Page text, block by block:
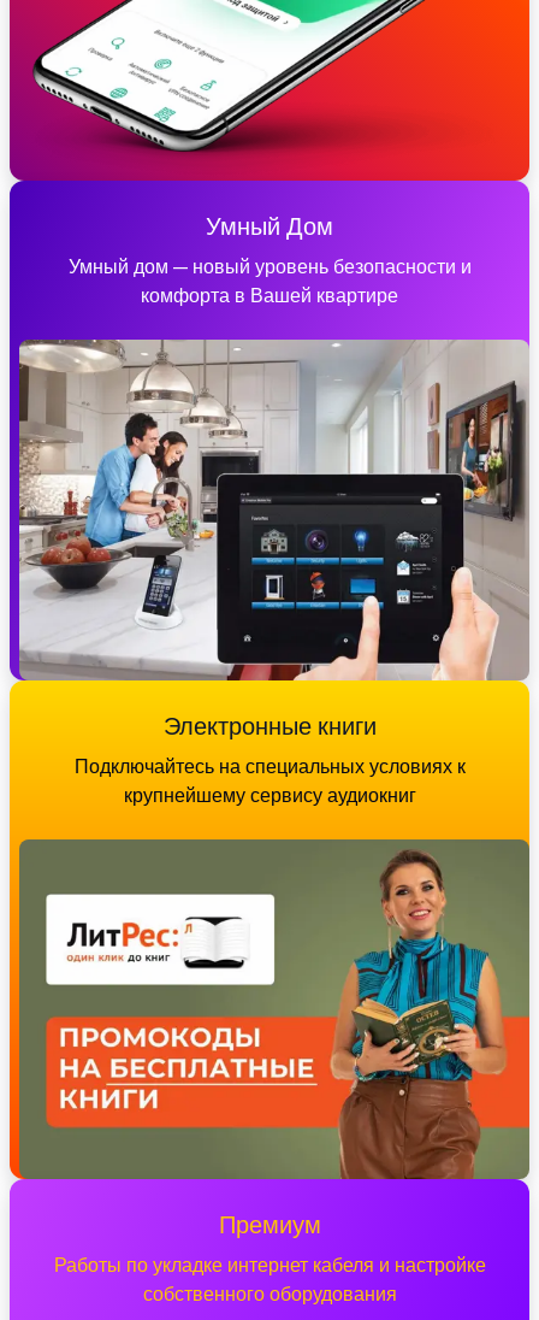
Умный Дом
Умный дом — новый уровень безопасности и
комфорта в Вашей квартире
Электронные книги
Подключайтесь на специальных условиях к
крупнейшему сервису аудиокниг
Премиум
Работы по укладке интернет кабеля и настройке
собственного оборудования